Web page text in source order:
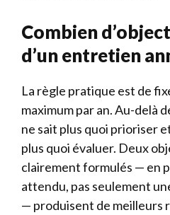
Combien
d’un entretien
La règle pratique est de
maximum par an. Au-delà
ne sait plus quoi prioriser
plus quoi évaluer. Deux
clairement formulés — en
attendu, pas seulement
— produisent de meilleurs